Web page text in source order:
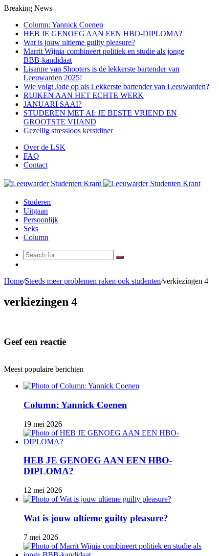
Breaking News
Column: Yannick Coenen
HEB JE GENOEG AAN EEN HBO-DIPLOMA?
Wat is jouw ultieme guilty pleasure?
Marrit Wijnia combineert politiek en studie als jonge
BBB‑kandidaat
Lisanne van Shooters is de lekkerste bartender van
Leeuwarden 2025!
Wie volgt Jade op als Lekkerste bartender van Leeuwarden?
RUIKEN AAN HET ECHTE WERK
JANUARI SAAI?
STUDEREN MET AI: JE BESTE VRIEND EN
GROOTSTE VIJAND
Gezellig stressloos kerstdiner
Over de LSK
FAQ
Contact
Menu
Studeren
Uitgaan
Persoonlijk
Seks
Column
Search
Home/Steeds meer problemen raken ook studenten/verkiezingen 4
verkiezingen 4
Geef een reactie
Meest populaire berichten
Column: Yannick Coenen
19 mei 2026
HEB JE GENOEG AAN EEN HBO-
DIPLOMA?
12 mei 2026
Wat is jouw ultieme guilty pleasure?
7 mei 2026